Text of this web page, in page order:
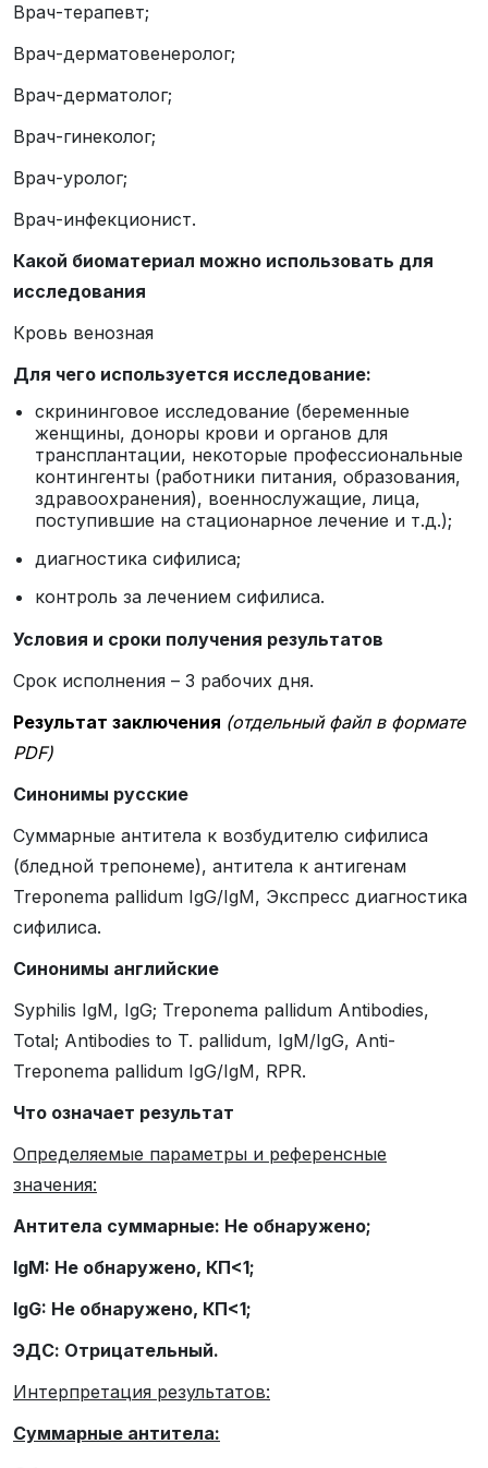
Врач-терапевт;
Врач-дерматовенеролог;
Врач-дерматолог;
Врач-гинеколог;
Врач-уролог;
Врач-инфекционист.
Какой биоматериал можно использовать для
исследования
Кровь венозная
Для чего используется исследование:
скрининговое исследование (беременные
женщины, доноры крови и органов для
трансплантации, некоторые профессиональные
контингенты (работники питания, образования,
здравоохранения), военнослужащие, лица,
поступившие на стационарное лечение и т.д.);
диагностика сифилиса;
контроль за лечением сифилиса.
Условия и сроки получения результатов
Срок исполнения – 3 рабочих дня.
Результат заключения (отдельный файл в формате
PDF)
Синонимы русские
Суммарные антитела к возбудителю сифилиса
(бледной трепонеме), антитела к антигенам
Treponema pallidum IgG/IgM, Экспресс диагностика
сифилиса.
Синонимы английские
Syphilis IgM, IgG; Treponema pallidum Antibodies,
Total; Antibodies to T. pallidum, IgM/IgG, Anti-
Treponema pallidum IgG/IgM, RPR.
Что означает результат
Определяемые параметры и референсные
значения:
Антитела суммарные: Не обнаружено;
IgM: Не обнаружено, КП<1;
IgG: Не обнаружено, КП<1;
ЭДС: Отрицательный.
Интерпретация результатов:
Суммарные антитела: